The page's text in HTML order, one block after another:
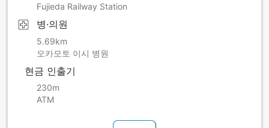
Fujieda Railway Station
병·의원
5.69km
오카모토 이시 병원
현금 인출기
230m
ATM